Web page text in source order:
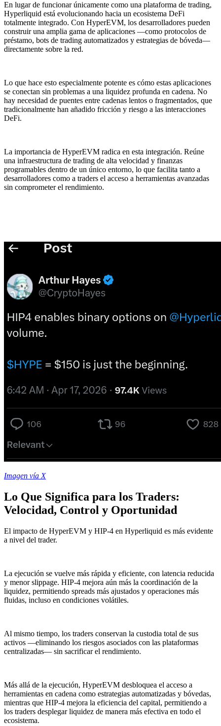
En lugar de funcionar únicamente como una plataforma de trading,
Hyperliquid está evolucionando hacia un ecosistema DeFi
totalmente integrado. Con HyperEVM, los desarrolladores pueden
construir una amplia gama de aplicaciones —como protocolos de
préstamo, bots de trading automatizados y estrategias de bóveda—
directamente sobre la red.
Lo que hace esto especialmente potente es cómo estas aplicaciones
se conectan sin problemas a una liquidez profunda en cadena. No
hay necesidad de puentes entre cadenas lentos o fragmentados, que
tradicionalmente han añadido fricción y riesgo a las interacciones
DeFi.
La importancia de HyperEVM radica en esta integración. Reúne
una infraestructura de trading de alta velocidad y finanzas
programables dentro de un único entorno, lo que facilita tanto a
desarrolladores como a traders el acceso a herramientas avanzadas
sin comprometer el rendimiento.
Imagen vía X
Lo Que Significa para los Traders:
Velocidad, Control y Oportunidad
El impacto de HyperEVM y HIP-4 en Hyperliquid es más evidente
a nivel del trader.
La ejecución se vuelve más rápida y eficiente, con latencia reducida
y menor slippage. HIP-4 mejora aún más la coordinación de la
liquidez, permitiendo spreads más ajustados y operaciones más
fluidas, incluso en condiciones volátiles.
Al mismo tiempo, los traders conservan la custodia total de sus
activos —eliminando los riesgos asociados con las plataformas
centralizadas— sin sacrificar el rendimiento.
Más allá de la ejecución, HyperEVM desbloquea el acceso a
herramientas en cadena como estrategias automatizadas y bóvedas,
mientras que HIP-4 mejora la eficiencia del capital, permitiendo a
los traders desplegar liquidez de manera más efectiva en todo el
ecosistema.